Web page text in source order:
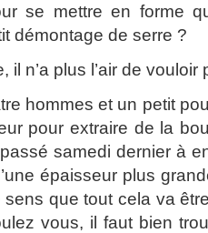
se mettre en forme
démontage de serre ?
il n’a plus l’air de
hommes et un petit
pour extraire de la
samedi dernier à
épaisseur plus
que tout cela va
vous, il faut bien